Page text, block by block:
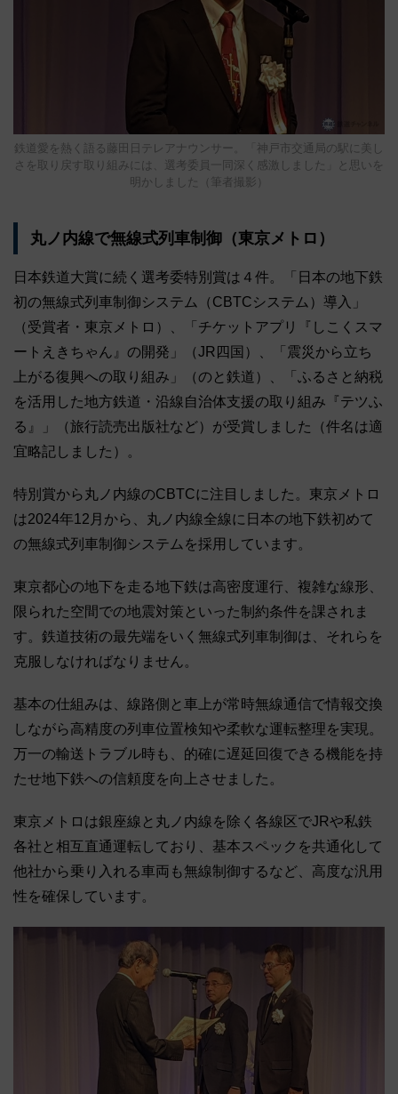
鉄道愛を熱く語る藤田日テレアナウンサー。「神戸市交通局の駅に美し
さを取り戻す取り組みには、選考委員一同深く感激しました」と思いを
明かしました（筆者撮影）
丸ノ内線で無線式列車制御（東京メトロ）
日本鉄道大賞に続く選考委特別賞は４件。「日本の地下鉄
初の無線式列車制御システム（CBTCシステム）導入」
（受賞者・東京メトロ）、「チケットアプリ『しこくスマ
ートえきちゃん』の開発」（JR四国）、「震災から立ち
上がる復興への取り組み」（のと鉄道）、「ふるさと納税
を活用した地方鉄道・沿線自治体支援の取り組み『テツふ
る』」（旅行読売出版社など）が受賞しました（件名は適
宜略記しました）。
特別賞から丸ノ内線のCBTCに注目しました。東京メトロ
は2024年12月から、丸ノ内線全線に日本の地下鉄初めて
の無線式列車制御システムを採用しています。
東京都心の地下を走る地下鉄は高密度運行、複雑な線形、
限られた空間での地震対策といった制約条件を課されま
す。鉄道技術の最先端をいく無線式列車制御は、それらを
克服しなければなりません。
基本の仕組みは、線路側と車上が常時無線通信で情報交換
しながら高精度の列車位置検知や柔軟な運転整理を実現。
万一の輸送トラブル時も、的確に遅延回復できる機能を持
たせ地下鉄への信頼度を向上させました。
東京メトロは銀座線と丸ノ内線を除く各線区でJRや私鉄
各社と相互直通運転しており、基本スペックを共通化して
他社から乗り入れる車両も無線制御するなど、高度な汎用
性を確保しています。